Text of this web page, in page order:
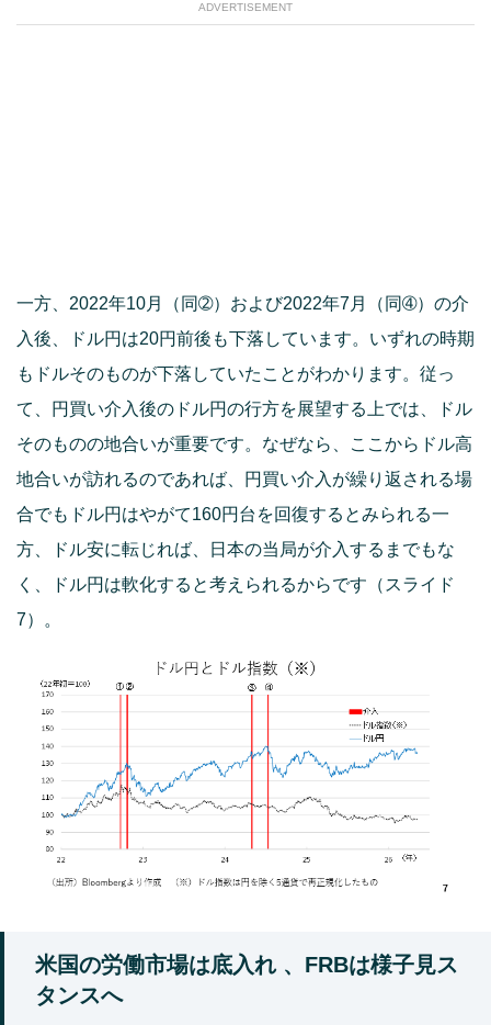
ADVERTISEMENT
一方、2022年10月（同➁）および2022年7月（同➃）の介
入後、ドル円は20円前後も下落しています。いずれの時期
もドルそのものが下落していたことがわかります。従っ
て、円買い介入後のドル円の行方を展望する上では、ドル
そのものの地合いが重要です。なぜなら、ここからドル高
地合いが訪れるのであれば、円買い介入が繰り返される場
合でもドル円はやがて160円台を回復するとみられる一
方、ドル安に転じれば、日本の当局が介入するまでもな
く、ドル円は軟化すると考えられるからです（スライド
7）。
米国の労働市場は底入れ 、FRBは様子見ス
タンスへ